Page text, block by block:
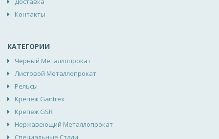
Контакты
КАТЕГОРИИ
Черный Металлопрокат
Листовой Металлопрокат
Рельсы
Крепеж Gantrex
Крепеж GSR
Нержавеющий Металлопрокат
Специальные Стали